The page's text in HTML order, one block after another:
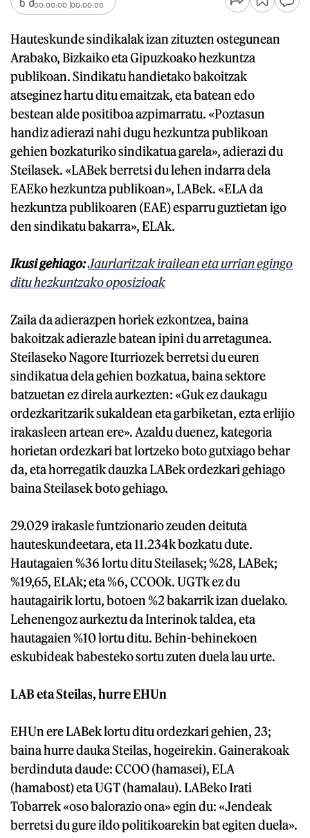
00:00:00 00:00:00
Hauteskunde sindikalak izan zituzten ostegunean
Arabako, Bizkaiko eta Gipuzkoako hezkuntza
publikoan. Sindikatu handietako bakoitzak
atseginez hartu ditu emaitzak, eta batean edo
bestean alde positiboa azpimarratu. «Poztasun
handiz adierazi nahi dugu hezkuntza publikoan
gehien bozkaturiko sindikatua garela», adierazi du
Steilasek. «LABek berretsi du lehen indarra dela
EAEko hezkuntza publikoan», LABek. «ELA da
hezkuntza publikoaren (EAE) esparru guztietan igo
den sindikatu bakarra», ELAk.
Ikusi gehiago:Jaurlaritzak irailean eta urrian egingo
ditu hezkuntzako oposizioak
Zaila da adierazpen horiek ezkontzea, baina
bakoitzak adierazle batean ipini du arretagunea.
Steilaseko Nagore Iturriozek berretsi du euren
sindikatua dela gehien bozkatua, baina sektore
batzuetan ez direla aurkezten: «Guk ez daukagu
ordezkaritzarik sukaldean eta garbiketan, ezta erlijio
irakasleen artean ere». Azaldu duenez, kategoria
horietan ordezkari bat lortzeko boto gutxiago behar
da, eta horregatik dauzka LABek ordezkari gehiago
baina Steilasek boto gehiago.
29.029 irakasle funtzionario zeuden deituta
hauteskundeetara, eta 11.234k bozkatu dute.
Hautagaien %36 lortu ditu Steilasek; %28, LABek;
%19,65, ELAk; eta %6, CCOOk. UGTk ez du
hautagairik lortu, botoen %2 bakarrik izan duelako.
Lehenengoz aurkeztu da Interinok taldea, eta
hautagaien %10 lortu ditu. Behin-behinekoen
eskubideak babesteko sortu zuten duela lau urte.
LAB eta Steilas, hurre EHUn
EHUn ere LABek lortu ditu ordezkari gehien, 23;
baina hurre dauka Steilas, hogeirekin. Gainerakoak
berdinduta daude: CCOO (hamasei), ELA
(hamabost) eta UGT (hamalau). LABeko Irati
Tobarrek «oso balorazio ona» egin du: «Jendeak
berretsi du gure ildo politikoarekin bat egiten duela».